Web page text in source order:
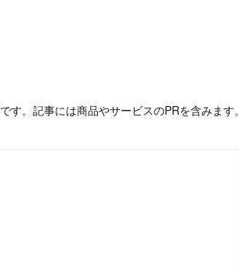
す。記事には商品やサービスのPRを含みます。